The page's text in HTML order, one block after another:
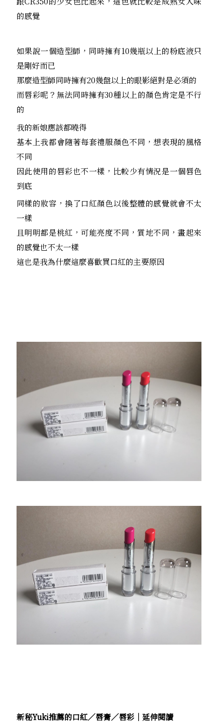
的感覺
如果說一個造型師，同時擁有10幾瓶以上的粉底液只
是剛好而已
那麼造型師同時擁有20幾盤以上的眼影絕對是必須的
而唇彩呢？無法同時擁有30種以上的顏色肯定是不行
的
我的新娘應該都曉得
基本上我都會隨著每套禮服顏色不同，想表現的風格
不同
因此使用的唇彩也不一樣，比較少有情況是一個唇色
到底
同樣的妝容，換了口紅顏色以後整體的感覺就會不太
一樣
且明明都是桃紅，可能亮度不同，質地不同，畫起來
的感覺也不太一樣
這也是我為什麼這麼喜歡買口紅的主要原因
新秘Yuki推薦的口紅／唇膏／唇彩│延伸閱讀